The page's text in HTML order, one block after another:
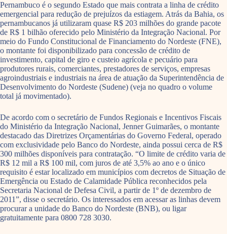
Pernambuco é o segundo Estado que mais contrata a linha de crédito
emergencial para redução de prejuízos da estiagem. Atrás da Bahia, os
pernambucanos já utilizaram quase R$ 203 milhões do grande pacote
de R$ 1 bilhão oferecido pelo Ministério da Integração Nacional. Por
meio do Fundo Constitucional de Financiamento do Nordeste (FNE),
o montante foi disponibilizado para concessão de crédito de
investimento, capital de giro e custeio agrícola e pecuário para
produtores rurais, comerciantes, prestadores de serviços, empresas
agroindustriais e industriais na área de atuação da Superintendência de
Desenvolvimento do Nordeste (Sudene) (veja no quadro o volume
total já movimentado).
De acordo com o secretário de Fundos Regionais e Incentivos Fiscais
do Ministério da Integração Nacional, Jenner Guimarães, o montante
destacado das Diretrizes Orçamentárias do Governo Federal, operado
com exclusividade pelo Banco do Nordeste, ainda possui cerca de R$
300 milhões disponíveis para contratação. “O limite de crédito varia de
R$ 12 mil a R$ 100 mil, com juros de até 3,5% ao ano e o único
requisito é estar localizado em municípios com decretos de Situação de
Emergência ou Estado de Calamidade Pública reconhecidos pela
Secretaria Nacional de Defesa Civil, a partir de 1º de dezembro de
2011”, disse o secretário. Os interessados em acessar as linhas devem
procurar a unidade do Banco do Nordeste (BNB), ou ligar
gratuitamente para 0800 728 3030.